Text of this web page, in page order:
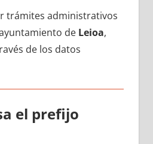
trámites administrativos
dе Leioa,
dе los datos
el prefijo